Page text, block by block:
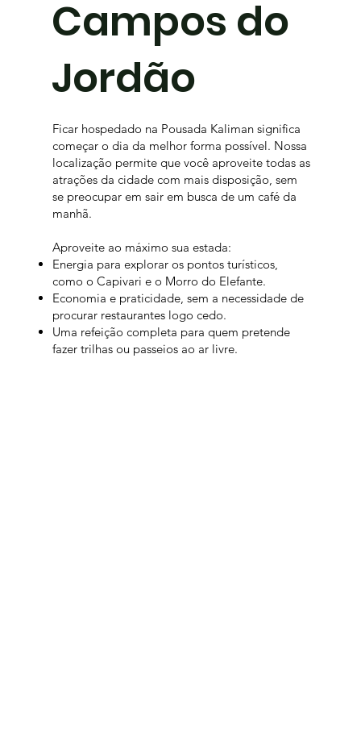
Campos do
Jordão
Ficar hospedado na Pousada Kaliman significa
começar o dia da melhor forma possível. Nossa
localização permite que você aproveite todas as
atrações da cidade com mais disposição, sem
se preocupar em sair em busca de um café da
manhã.
Aproveite ao máximo sua estada:
Energia para explorar os pontos turísticos,
como o Capivari e o Morro do Elefante.
Economia e praticidade, sem a necessidade de
procurar restaurantes logo cedo.
Uma refeição completa para quem pretende
fazer trilhas ou passeios ao ar livre.